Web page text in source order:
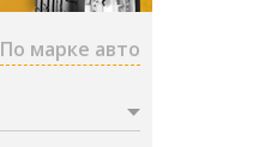
По марке авто